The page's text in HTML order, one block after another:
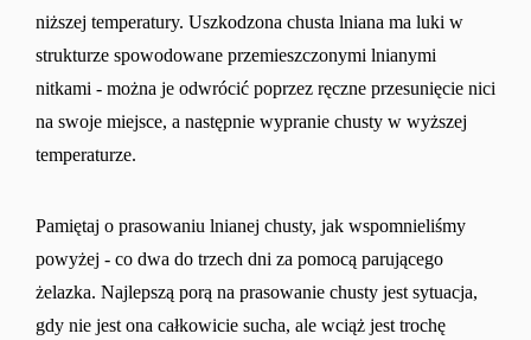
niższej temperatury. Uszkodzona chusta lniana ma luki w
strukturze spowodowane przemieszczonymi lnianymi
nitkami - można je odwrócić poprzez ręczne przesunięcie nici
na swoje miejsce, a następnie wypranie chusty w wyższej
temperaturze.
Pamiętaj o prasowaniu lnianej chusty, jak wspomnieliśmy
powyżej - co dwa do trzech dni za pomocą parującego
żelazka. Najlepszą porą na prasowanie chusty jest sytuacja,
gdy nie jest ona całkowicie sucha, ale wciąż jest trochę